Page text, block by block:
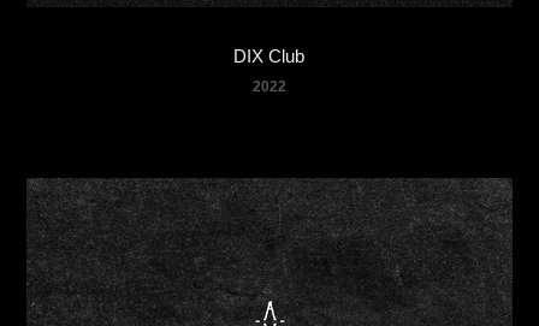
DIX Club
2022